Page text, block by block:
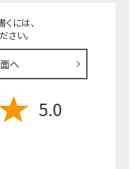
には、
さい。
へ
5.0